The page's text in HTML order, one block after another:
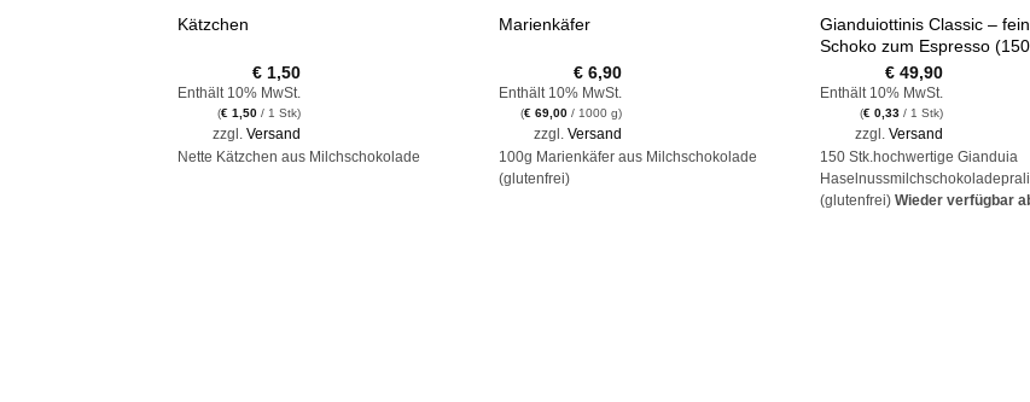
Kätzchen
€1,50
Enthält 10% MwSt.
(€ 1,50/ 1 Stk)
zzgl. Versand
Nette Kätzchen aus Milchschokolade
Marienkäfer
€ 6,90
Enthält 10% MwSt.
(€ 69,00 / 1000 g)
zzgl.Versand
100g Marienkäfer aus Milchschokolade
(glutenfrei)
Gianduiottinis Classic –
Schoko zum Espresso
€ 49,90
Enthält 10% MwSt.
(€ 0,33 / 1 Stk)
zzgl.Versand
150 Stk.hochwertige Gianduia
(glutenfrei)Wieder verfügbar